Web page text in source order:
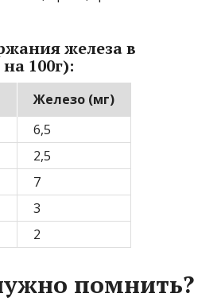
железа в
100г):
Железо (мг)
6,5
2,5
7
3
2
помнить?